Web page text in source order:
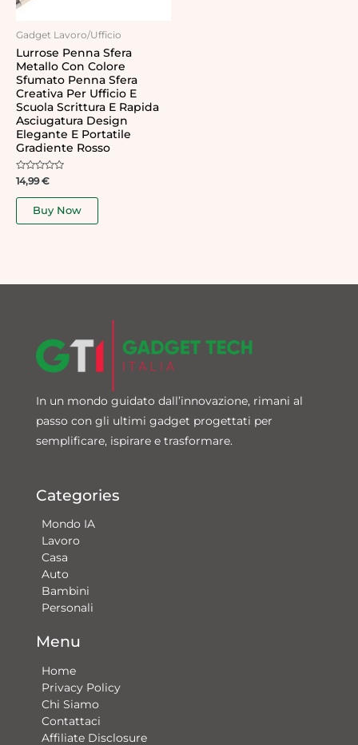
Gadget Lavoro/Ufficio
Lurrose Penna Sfera
Metallo Con Colore
Sfumato Penna Sfera
Creativa Per Ufficio E
Scuola Scrittura E Rapida
Asciugatura Design
Elegante E Portatile
Gradiente Rosso
Rated
0
out
14,99€
Buy Now
In un mondo guidato dall’innovazione, rimani al
passo con gli ultimi gadget progettati per
semplificare, ispirare e trasformare.
Categories
Mondo IA
Lavoro
Casa
Auto
Bambini
Personali
Menu
Home
Privacy Policy
Chi Siamo
Contattaci​
Affiliate Disclosure